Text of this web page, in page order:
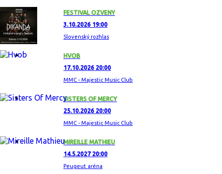
FESTIVAL OZVENY
3.10.2026 19:00
Slovenský rozhlas
HVOB
17.10.2026 20:00
MMC - Majestic Music Club
SISTERS OF MERCY
25.10.2026 20:00
MMC - Majestic Music Club
MIREILLE MATHIEU
14.5.2027 20:00
Peugeut aréna